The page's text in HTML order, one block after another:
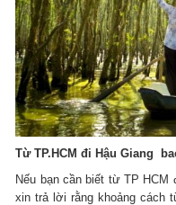
Từ TP.HCM đi Hậu Giang
Nếu bạn cần biết từ TP HCM
xin trả lời rằng khoảng cách